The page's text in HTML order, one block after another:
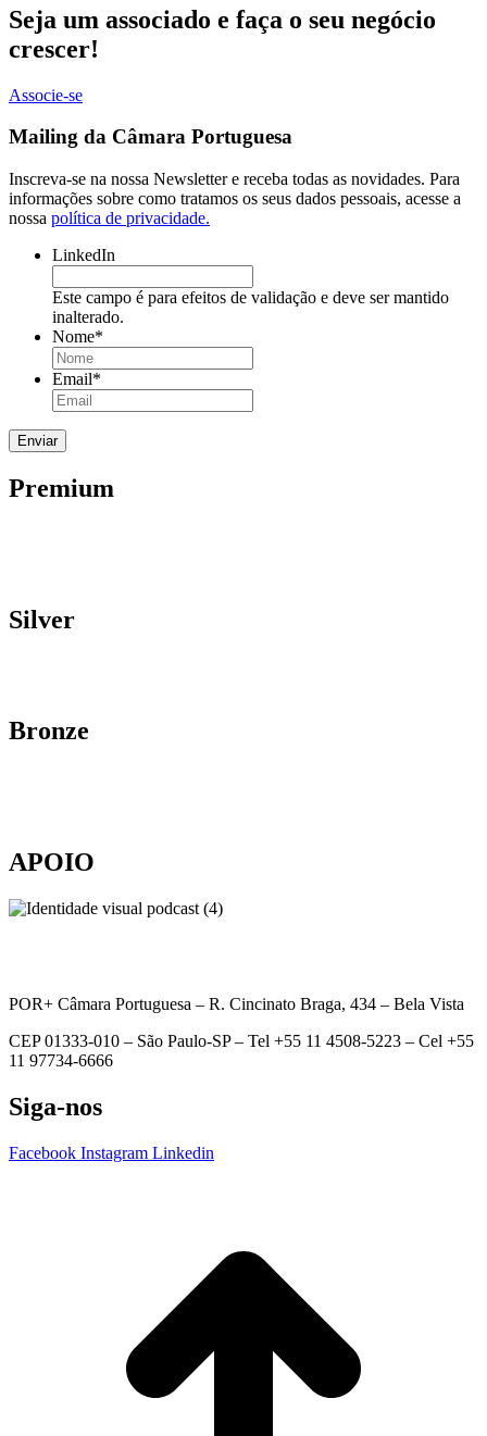
Seja um associado e faça o seu negócio
crescer!
Associe-se
Mailing da Câmara Portuguesa
Inscreva-se na nossa Newsletter e receba todas as novidades. Para
informações sobre como tratamos os seus dados pessoais, acesse a
nossa política de privacidade.
LinkedIn
Este campo é para efeitos de validação e deve ser mantido
inalterado.
Nome*
Email*
Premium
Silver
Bronze
APOIO
POR+ Câmara Portuguesa – R. Cincinato Braga, 434 – Bela Vista
CEP 01333-010 – São Paulo-SP – Tel +55 11 4508-5223 – Cel +55
11 97734-6666
Siga-nos
Facebook Instagram Linkedin